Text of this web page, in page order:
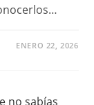
ENERO 22, 2026